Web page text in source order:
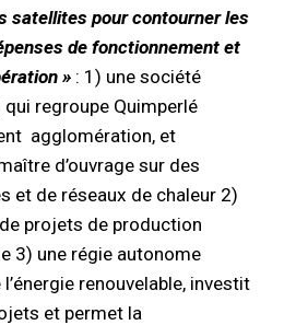
satellites pour contourner les
de fonctionnement et
» : 1) une société
regroupe Quimperlé
agglomération, et
d’ouvrage sur des
et de réseaux de chaleur 2)
projets de production
3) une régie autonome
renouvelable, investit
et permet la